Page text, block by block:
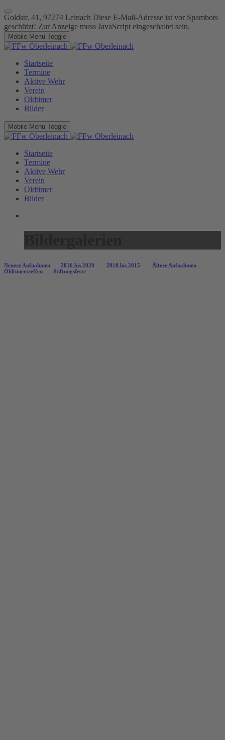
Goldstr. 41, 97274 Leinach Diese E-Mail-Adresse ist vor Spambots
geschützt! Zur Anzeige muss JavaScript eingeschaltet sein.
Mobile Menu Toggle
Startseite
Termine
Aktive Wehr
Verein
Oldtimer
Bilder
Mobile Menu Toggle
Startseite
Termine
Aktive Wehr
Verein
Oldtimer
Bilder
Neuere Aufnahmen 2016 bis 2020 2010 bis 2015
Ältere Aufnahmen
Oldtimertreffen
Stiftungsfeste